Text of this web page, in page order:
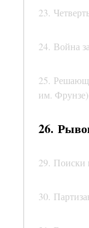
23.
24. Война
25.
им. Фрунзе)
26.
29. Поиски
30.